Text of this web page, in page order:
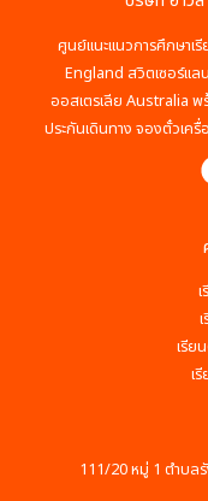
ศูนย์แนะแนวการศึกษาเ
England สวิตเซอร์แ
ออสเตรเลีย Australia พ
ประกันเดินทาง จองตั๋วเค
เรีย
เ
111/20 หมู่ 1 ตำบล